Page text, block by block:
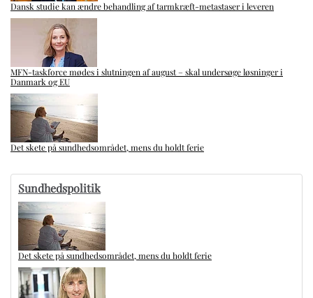
Dansk studie kan ændre behandling af tarmkræft-metastaser i leveren
MFN-taskforce mødes i slutningen af august – skal undersøge løsninger i
Danmark og EU
Det skete på sundhedsområdet, mens du holdt ferie
Sundhedspolitik
Det skete på sundhedsområdet, mens du holdt ferie